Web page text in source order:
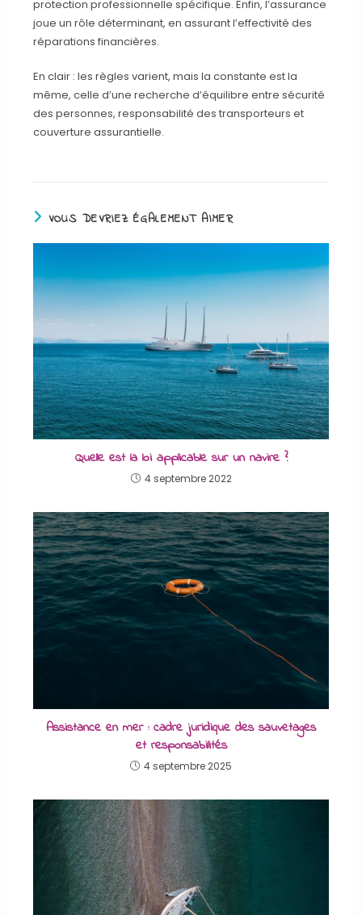
protection professionnelle spécifique. Enfin, l’assurance
joue un rôle déterminant, en assurant l’effectivité des
réparations financières.
En clair : les règles varient, mais la constante est la
même, celle d’une recherche d’équilibre entre sécurité
des personnes, responsabilité des transporteurs et
couverture assurantielle.
VOUS DEVRIEZ ÉGALEMENT AIMER
Quelle est la loi applicable sur un navire ?
4 septembre 2022
Assistance en mer : cadre juridique des sauvetages
et responsabilités
4 septembre 2025